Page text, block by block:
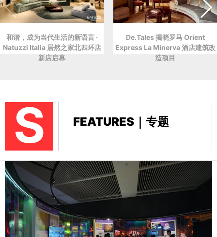
和谐，成为当代生活的新语言 ·
Natuzzi Italia 居然之家北四环店
新店启幕
De.Tales 揭晓罗马 Orient
Express La Minerva 酒店建筑改
造项目
S FEATURES｜专题